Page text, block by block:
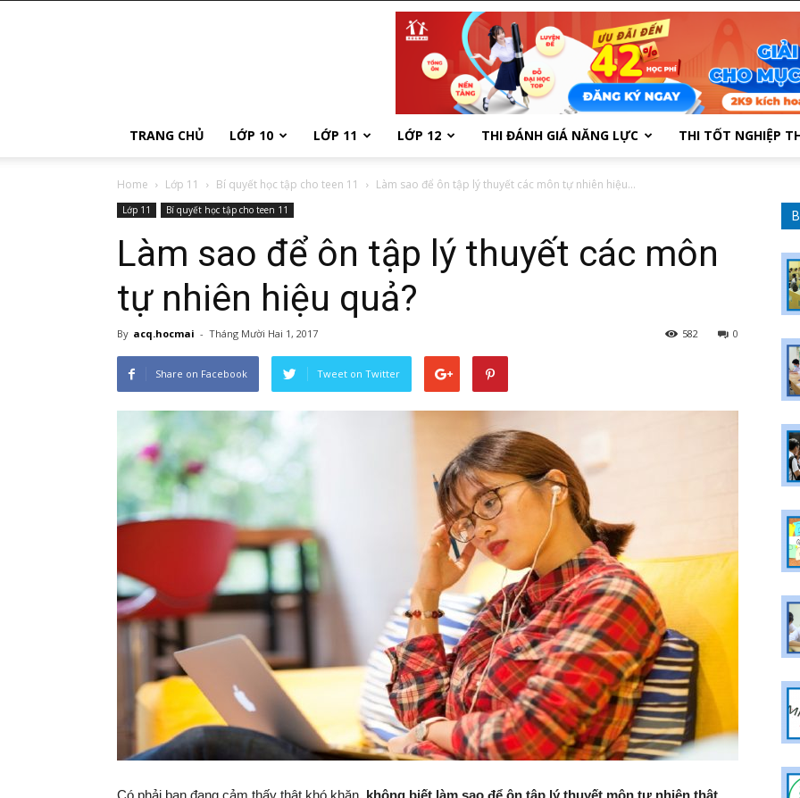
TRANG CHỦ LỚP 10 LỚP 11 LỚP 12 THI ĐÁNH GIÁ NĂNG LỰC THI TỐT NGHIỆP
Home Lớp 11 Bí quyết học tập cho teen 11 Làm sao để ôn tập lý thuyết các môn tự nhiên hiệu...
Lớp 11 Bí quyết học tập cho teen 11
Làm sao để ôn tập lý thuyết các môn
tự nhiên hiệu quả?
By acq.hocmai - Tháng Mười Hai 1, 2017 0
582
Share on Facebook Tweet on Twitter
Có phải bạn đang cảm thấy thật khó khăn, không biết làm sao để ôn tập lý thuyết môn tự nhiên thật